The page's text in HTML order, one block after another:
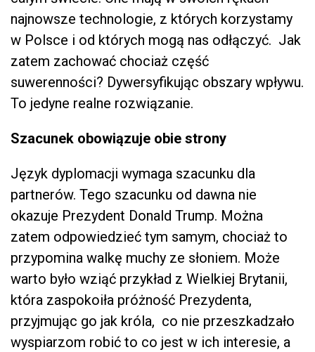
najnowsze technologie, z których korzystamy
w Polsce i od których mogą nas odłączyć. Jak
zatem zachować chociaż część
suwerenności? Dywersyfikując obszary wpływu.
To jedyne realne rozwiązanie.
Szacunek obowiązuje obie strony
Język dyplomacji wymaga szacunku dla
partnerów. Tego szacunku od dawna nie
okazuje Prezydent Donald Trump. Można
zatem odpowiedzieć tym samym, chociaż to
przypomina walkę muchy ze słoniem. Może
warto było wziąć przykład z Wielkiej Brytanii,
która zaspokoiła próżność Prezydenta,
przyjmując go jak króla, co nie przeszkadzało
wyspiarzom robić to co jest w ich interesie, a